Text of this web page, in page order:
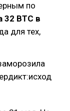
по
32 BTC в
для тех,